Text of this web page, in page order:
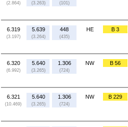
(2.864) (3.263) (101)
6.319
(3.197)
5.639
(3.264)
448
(435)
HE B 3
6.320
(6.992)
5.640
(3.265)
1.306
(724)
NW B 56
6.321
(10.469)
5.640
(3.265)
1.306
(724)
NW B 229